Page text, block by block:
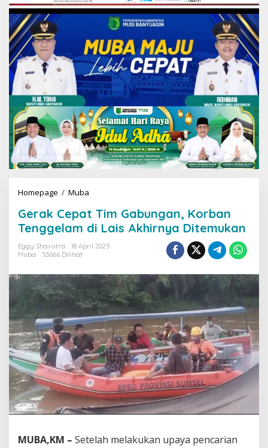
Homepage / Muba
r
a
k
C
a
t
T
i
m
G
a
b
u
n
g
a
n
,
o
Gerak Cepat Tim Gabungan, Korban
Tenggelam di Lais Akhirnya Ditemukan
Eggy Shavutra
18 April 2025
Muba
53666 Dilihat
MUBA,KM – Setelah melakukan upaya pencarian